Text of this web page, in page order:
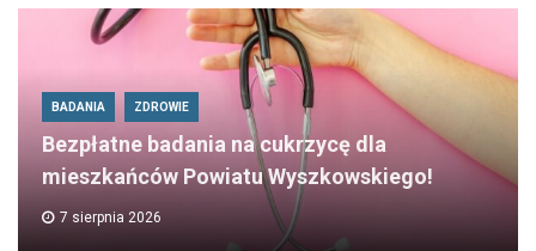
BADANIA ZDROWIE
Bezpłatne badania na cukrzycę dla
mieszkańców Powiatu Wyszkowskiego!
7 sierpnia 2026